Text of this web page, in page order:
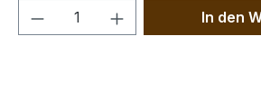
Produkt Anzahl: GibIn den